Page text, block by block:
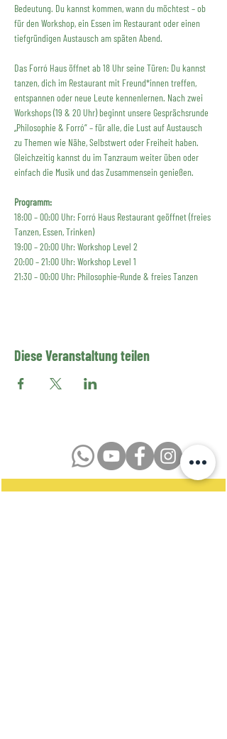
Bedeutung. Du kannst kommen, wann du möchtest – ob
für den Workshop, ein Essen im Restaurant oder einen
tiefgründigen Austausch am späten Abend.
Das Forró Haus öffnet ab 18 Uhr seine Türen: Du kannst
tanzen, dich im Restaurant mit Freund*innen treffen,
entspannen oder neue Leute kennenlernen. Nach zwei
Workshops (19 & 20 Uhr) beginnt unsere Gesprächsrunde
„Philosophie & Forró“ – für alle, die Lust auf Austausch
zu Themen wie Nähe, Selbstwert oder Freiheit haben.
Gleichzeitig kannst du im Tanzraum weiter üben oder
einfach die Musik und das Zusammensein genießen.
Programm:
18:00 – 00:00 Uhr: Forró Haus Restaurant geöffnet (freies
Tanzen, Essen, Trinken)
19:00 – 20:00 Uhr: Workshop Level 2
20:00 – 21:00 Uhr: Workshop Level 1
21:30 – 00:00 Uhr: Philosophie-Runde & freies Tanzen
Diese Veranstaltung teilen